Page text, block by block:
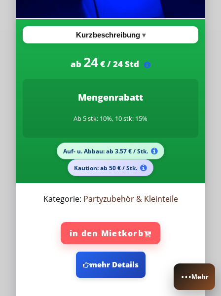
Kurzbeschreibung
ab 24€ / 24 Std
Mengenrabatt
Ab 5 stk: 10%, 10 stk: 15%
Auf- u. Abbau: ab 3.57 € / Stk.
Kaution: ab 50 € / Stk.
Kategorie: Partyzubehör & Kleinteile
in den Mietkorb
mehr Details
⋯Mehr